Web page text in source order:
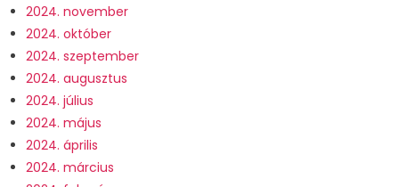
2024. november
2024. október
2024. szeptember
2024. augusztus
2024. július
2024. május
2024. április
2024. március